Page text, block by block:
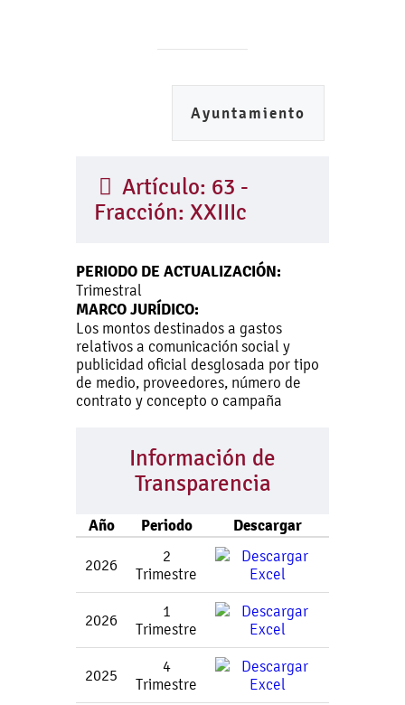
Ayuntamiento
Artículo: 63 -
Fracción: XXIIIc
PERIODO DE ACTUALIZACIÓN:
Trimestral
MARCO JURÍDICO:
Los montos destinados a gastos
relativos a comunicación social y
publicidad oficial desglosada por tipo
de medio, proveedores, número de
contrato y concepto o campaña
Información de
Transparencia
Año Periodo Descargar
2026
2
Trimestre
2026
1
Trimestre
2025
4
Trimestre